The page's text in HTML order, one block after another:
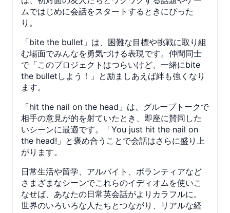
ムではじめに会話をスタートするときにぴった
り。
「bite the bullet」は、困難な目標や挑戦に取り組
む場面でみんなを勇気づける表現です。仲間同士
で「このプロジェクトはつらいけど、一緒にbite
the bulletしよう！」と励ましあえば絆も強くなり
ます。
「hit the nail on the head」は、グループトークで
相手の意見が的を射ていたとき、即座に賛同した
いシーンに最適です。「You just hit the nail on
the head!」と褒め合うことで会話はさらに盛り上
がります。
日常生活や留学、アルバイト、ボランティアなど
さまざまなシーンでこれらのイディオムを使いこ
なせば、あなたの日常英会話がよりカラフルに。
世界のいろいろな人たちとつながり、リアルな経